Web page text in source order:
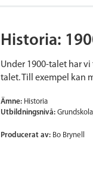
Historia:
Under 1900-talet har
talet. Till exempel kan
Ämne: Historia
Utbildningsnivå: Grundskola
Producerat av: Bo Brynell